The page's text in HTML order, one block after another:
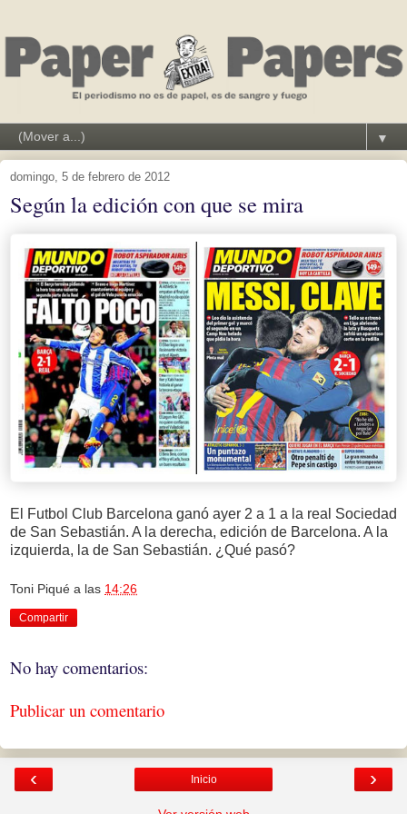
▼
domingo, 5 de febrero de 2012
Según la edición con que se mira
El Futbol Club Barcelona ganó ayer 2 a 1 a la real Sociedad
de San Sebastián. A la derecha, edición de Barcelona. A la
izquierda, la de San Sebastián. ¿Qué pasó?
Toni Piqué a las 14:26
Compartir
No hay comentarios:
Publicar un comentario
‹ ›
Inicio